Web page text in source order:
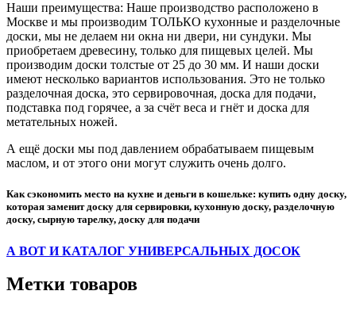
Наши преимущества: Наше производство расположено в
Москве и мы производим ТОЛЬКО кухонные и разделочные
доски, мы не делаем ни окна ни двери, ни сундуки. Мы
приобретаем древесину, только для пищевых целей. Мы
производим доски толстые от 25 до 30 мм. И наши доски
имеют несколько вариантов использования. Это не только
разделочная доска, это сервировочная, доска для подачи,
подставка под горячее, а за счёт веса и гнёт и доска для
метательных ножей.
А ещё доски мы под давлением обрабатываем пищевым
маслом, и от этого они могут служить очень долго.
Как сэкономить место на кухне и деньги в кошельке: купить одну доску,
которая заменит доску для сервировки, кухонную доску, разделочную
доску, сырную тарелку, доску для подачи
А ВОТ И КАТАЛОГ УНИВЕРСАЛЬНЫХ ДОСОК
Метки товаров